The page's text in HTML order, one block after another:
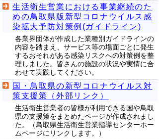
生活衛生営業における事業継続のた
めの鳥取県版新型コロナウイルス感
染拡大予防対策例(ガイドライン)
各業界団体が作成した業種別ガイドラインの
内容を踏まえ、サービス等の場面ごとに発生
するおそれがある感染リスクへの対策例を整
理しました。皆さんの施設の状況や実情に合
わせて実践してください。
国・鳥取県の新型コロナウイルス対
策支援策（外部リンク）
生活衛生営業者の皆様が利用できる国や鳥取
県の支援策をまとめたページが作成されまし
た。（鳥取県生活衛生営業指導センターホー
ムページにリンクします。）